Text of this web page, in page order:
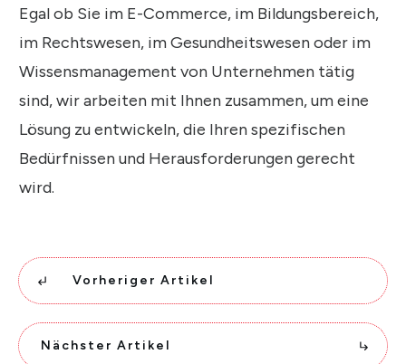
Egal ob Sie im E-Commerce, im Bildungsbereich,
im Rechtswesen, im Gesundheitswesen oder im
Wissensmanagement von Unternehmen tätig
sind, wir arbeiten mit Ihnen zusammen, um eine
Lösung zu entwickeln, die Ihren spezifischen
Bedürfnissen und Herausforderungen gerecht
wird.
Vorheriger Artikel
Nächster Artikel